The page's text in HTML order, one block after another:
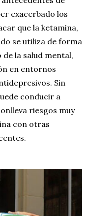
exacerbado los
que la ketamina,
se utiliza de forma
la salud mental,
en entornos
Sin
conducir a
riesgos muy
con otras